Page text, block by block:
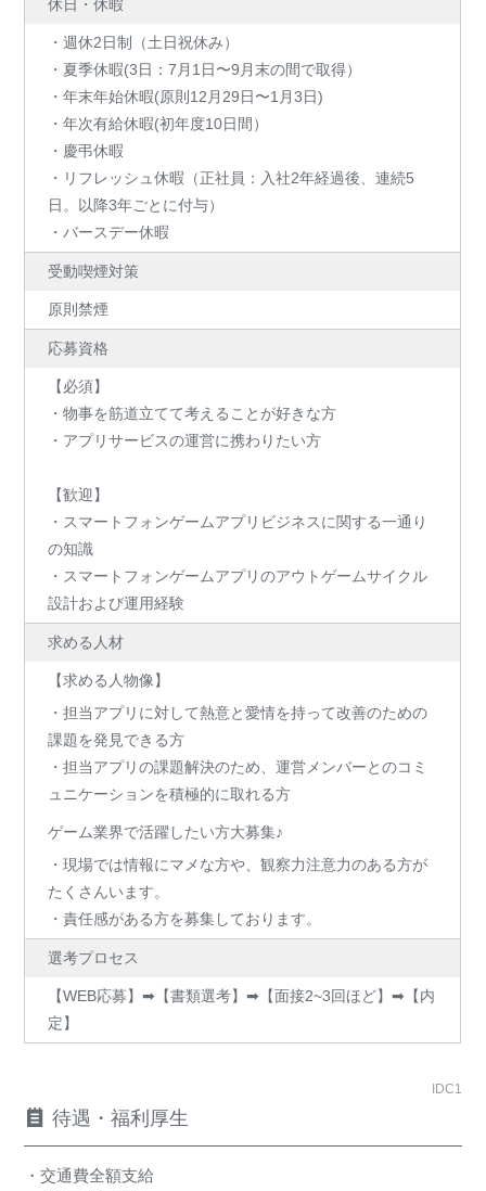
休日・休暇
・週休2日制（土日祝休み）
・夏季休暇(3日：7月1日〜9月末の間で取得）
・年末年始休暇(原則12月29日〜1月3日)
・年次有給休暇(初年度10日間）
・慶弔休暇
・リフレッシュ休暇（正社員：入社2年経過後、連続5
日。以降3年ごとに付与）
・バースデー休暇
受動喫煙対策
原則禁煙
応募資格
【必須】
・物事を筋道立てて考えることが好きな方
・アプリサービスの運営に携わりたい方
【歓迎】
・スマートフォンゲームアプリビジネスに関する一通り
の知識
・スマートフォンゲームアプリのアウトゲームサイクル
設計および運用経験
求める人材
【求める人物像】
・担当アプリに対して熱意と愛情を持って改善のための
課題を発見できる方
・担当アプリの課題解決のため、運営メンバーとのコミ
ュニケーションを積極的に取れる方
ゲーム業界で活躍したい方大募集♪
・現場では情報にマメな方や、観察力注意力のある方が
たくさんいます。
・責任感がある方を募集しております。
選考プロセス
【WEB応募】➡【書類選考】➡【面接2~3回ほど】➡【内
定】
IDC1
待遇・福利厚生
・交通費全額支給